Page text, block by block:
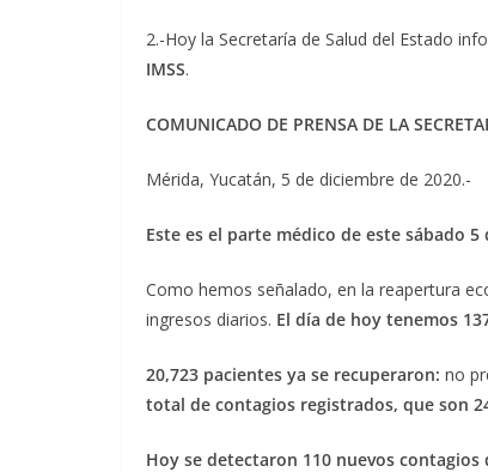
2.-Hoy la Secretaría de Salud del Estado
IMSS.
COMUNICADO DE PRENSA DE LA
Mérida, Yucatán, 5 de diciembre de 2020.-
Este es el parte médico de este sábado 5
Como hemos señalado, en la reapertura
ingresos diarios. El día de hoy tenemos
20,723 pacientes ya se recuperaron: no
total de contagios registrados, que son
Hoy se detectaron 110 nuevos contagios